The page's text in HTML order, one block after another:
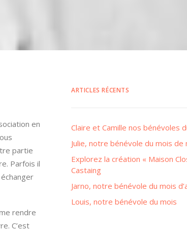
en
partie
Parfois il
rendre
C’est
ARTICLES RÉCENTS
Claire et Camille nos bénévoles
Julie, notre bénévole du mois de
Explorez la création « Maison
Castaing
Jarno, notre bénévole du mois
Louis, notre bénévole du mois